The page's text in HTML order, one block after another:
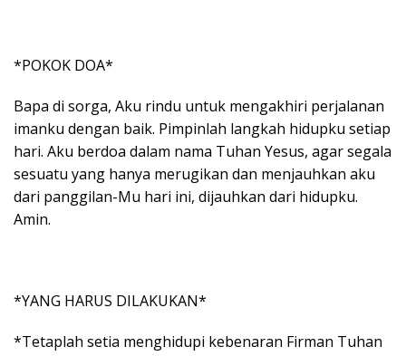
*POKOK DOA*
Bapa di sorga, Aku rindu untuk mengakhiri perjalanan
imanku dengan baik. Pimpinlah langkah hidupku setiap
hari. Aku berdoa dalam nama Tuhan Yesus, agar segala
sesuatu yang hanya merugikan dan menjauhkan aku
dari panggilan-Mu hari ini, dijauhkan dari hidupku.
Amin.
*YANG HARUS DILAKUKAN*
*Tetaplah setia menghidupi kebenaran Firman Tuhan